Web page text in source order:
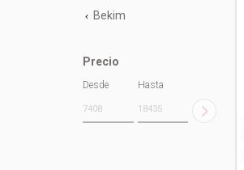
Bekim
Precio
Desde Hasta